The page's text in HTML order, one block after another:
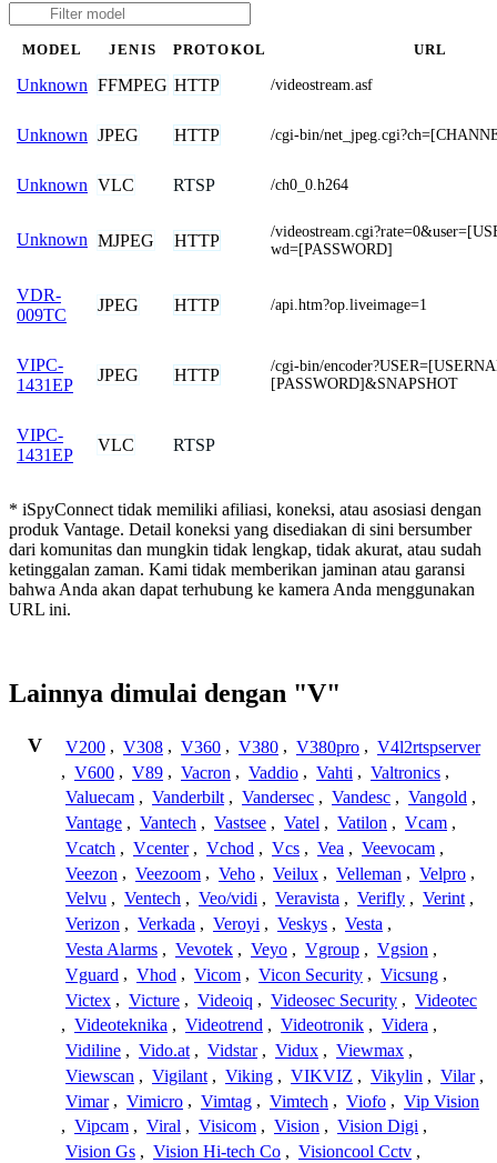
MODEL JENIS PROTOKOL URL
Unknown FFMPEG HTTP /videostream.asf
Unknown JPEG HTTP /cgi-bin/
Unknown VLC RTSP /ch0_0.h264
Unknown MJPEG HTTP
/
wd=[PASSWORD]
VDR-
009TC
JPEG HTTP /api.htm?op.liveimage=1
VIPC-
1431EP
JPEG HTTP
/cgi-bin/
[PASSWORD]&SNAPSHOT
VIPC-
1431EP
VLC RTSP
* iSpyConnect tidak memiliki afiliasi, koneksi, atau asosiasi dengan
produk Vantage. Detail koneksi yang disediakan di sini bersumber
dari komunitas dan mungkin tidak lengkap, tidak akurat, atau sudah
ketinggalan zaman. Kami tidak memberikan jaminan atau garansi
bahwa Anda akan dapat terhubung ke kamera Anda menggunakan
URL ini.
Lainnya dimulai dengan "V"
V V200 , V308 , V360 , V380 , V380pro , V4l2rtspserver
, V600 , V89 , Vacron , Vaddio , Vahti , Valtronics ,
Valuecam , Vanderbilt , Vandersec , Vandesc , Vangold ,
Vantage , Vantech , Vastsee , Vatel , Vatilon , Vcam ,
Vcatch , Vcenter , Vchod , Vcs , Vea , Veevocam ,
Veezon , Veezoom , Veho , Veilux , Velleman , Velpro ,
Velvu , Ventech , Veo/vidi , Veravista , Verifly , Verint ,
Verizon , Verkada , Veroyi , Veskys , Vesta ,
Vesta Alarms , Vevotek , Veyo , Vgroup , Vgsion ,
Vguard , Vhod , Vicom , Vicon Security , Vicsung ,
Victex , Victure , Videoiq , Videosec Security , Videotec
, Videoteknika , Videotrend , Videotronik , Videra ,
Vidiline , Vido.at , Vidstar , Vidux , Viewmax ,
Viewscan , Vigilant , Viking , VIKVIZ , Vikylin , Vilar ,
Vimar , Vimicro , Vimtag , Vimtech , Viofo , Vip Vision
, Vipcam , Viral , Visicom , Vision , Vision Digi ,
Vision Gs , Vision Hi-tech Co , Visioncool Cctv ,